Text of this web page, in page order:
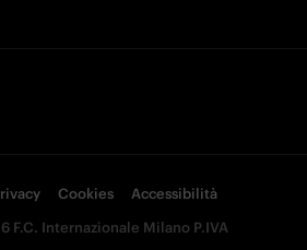
Cookies
Accessibilità
F.C. Internazionale Milano P.IVA